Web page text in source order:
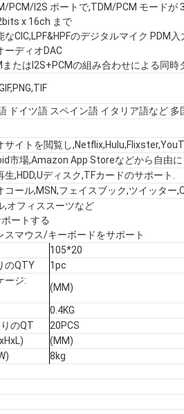
PCM/I2S ポートで,TDM/PCM モードが
x 16ch まで
CIC,LPF&HPFのデジタルマイク PDM
ーディオDAC
またはI2S+PCMの組み合わせによる同
ドイツ語 スペイン語 イタリア語など 多
サイトを閲覧し
市場,Amazon App Storeなどから自由
,HDD,Uディスク,TFカードのサポート.
コール,MSN,フェイスブック,ツイッター
,オフィススーツなど
ートする
スマウス/キーボードをサポート
105*20
のQTY
1pc
ージ:
(MM)
0.4KG
のQT
20PCS
(MM)
8kg